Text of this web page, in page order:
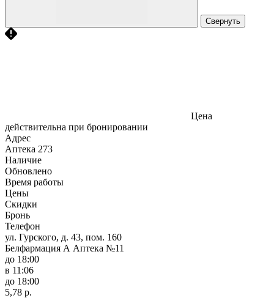
Свернуть
Цена
действительна при бронировании
Адрес
Аптека 273
Наличие
Обновлено
Время работы
Цены
Скидки
Бронь
Телефон
ул. Гурского, д. 43, пом. 160
Белфармация А Аптека №11
до 18:00
в 11:06
до 18:00
5,78 р.